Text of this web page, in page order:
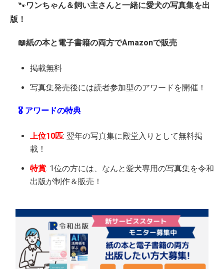
🐾ワンちゃん＆飼い主さんと一緒に愛犬の写真集を出
版！
📖紙の本と電子書籍の両方でAmazonで販売
掲載無料
写真集発売後には読者参加型のアワードを開催！
🎖️ アワードの特典
上位10匹: 翌年の写真集に殿堂入りとして無料掲
載！
特賞: 1位の方には、なんと愛犬専用の写真集を令和
出版が制作＆販売！